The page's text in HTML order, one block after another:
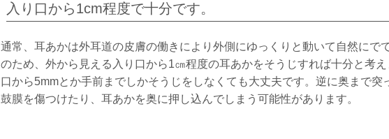
入り口から1cm程度で十分です。
通常、耳あかは外耳道の皮膚の働きにより外側にゆっくりと動いて自然にで
のため、外から見える入り口から1㎝程度の耳あかをそうじすれば十分と考え
口から5mmとか手前までしかそうじをしなくても大丈夫です。逆に奥まで突
鼓膜を傷つけたり、耳あかを奥に押し込んでしまう可能性があります。